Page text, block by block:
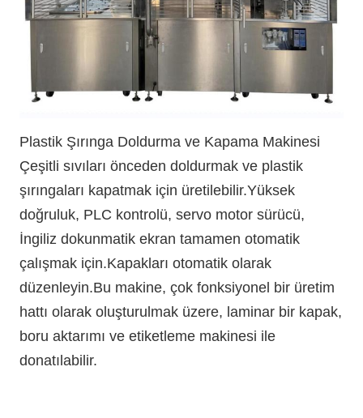
Plastik Şırınga Doldurma ve Kapama Makinesi
Çeşitli sıvıları önceden doldurmak ve plastik
şırıngaları kapatmak için üretilebilir.Yüksek
doğruluk, PLC kontrolü, servo motor sürücü,
İngiliz dokunmatik ekran tamamen otomatik
çalışmak için.Kapakları otomatik olarak
düzenleyin.Bu makine, çok fonksiyonel bir üretim
hattı olarak oluşturulmak üzere, laminar bir kapak,
boru aktarımı ve etiketleme makinesi ile
donatılabilir.